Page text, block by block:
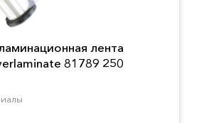
лента
81789 250